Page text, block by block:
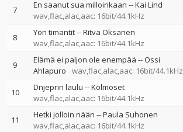
7 En saanut sua milloinkaan --Kai Lind
wav,flac,alac,aac: 16bit/44.1kHz
8 Yön timantit--Ritva Oksanen
wav,flac,alac,aac: 16bit/44.1kHz
9 Elämä ei paljon ole enempää --Ossi
Ahlapuro
wav,flac,alac,aac: 16bit/44.1kHz
10 Dnjeprin laulu --Kolmoset
wav,flac,alac,aac: 16bit/44.1kHz
11 Hetki jolloin nään --Paula Suhonen
wav,flac,alac,aac: 16bit/44.1kHz